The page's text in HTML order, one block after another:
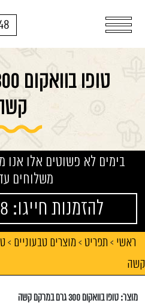
בימים לא פשוטים אלו אנו
משלוחים
להזמנות חייגו: 072-397-7148
ראשי > תפריט > מוצרים טבעוניים >
קשה
מוצר: טופו בוואקום 300 גרם במרקם קשה